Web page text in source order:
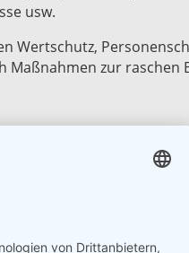
usw.
Wertschutz,
Maßnahmen zur raschen
sich eine umfassende
Konflikte vermieden.